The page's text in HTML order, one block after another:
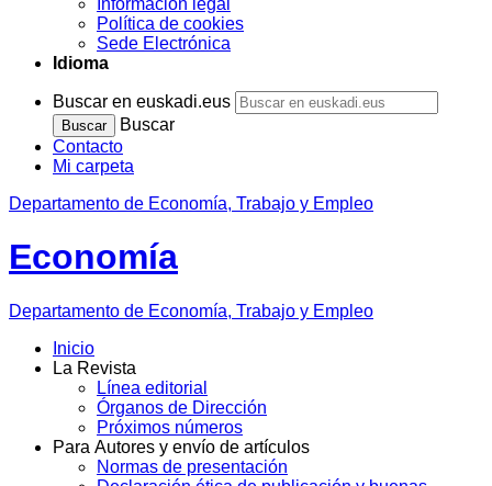
Información legal
Política de cookies
Sede Electrónica
Idioma
Buscar en euskadi.eus
Buscar
Contacto
Mi carpeta
Departamento de Economía, Trabajo y Empleo
Economía
Departamento de Economía, Trabajo y Empleo
Inicio
La Revista
Línea editorial
Órganos de Dirección
Próximos números
Para Autores y envío de artículos
Normas de presentación